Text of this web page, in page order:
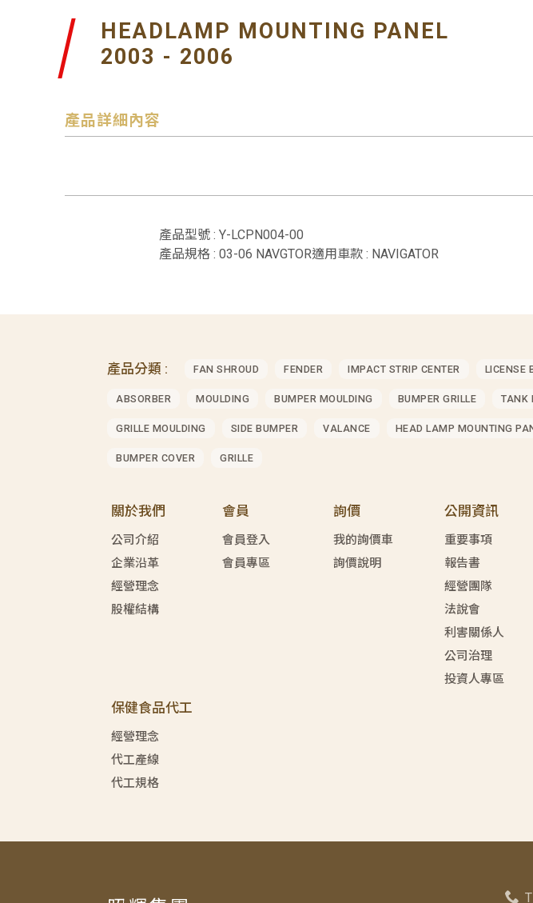
HEADLAMP MOUNTING PANEL
2003 - 2006
產品詳細內容
產品型號 : Y-LCPN004-00
產品規格 : 03-06 NAVGTOR適用車款 : NAVIGATOR
產品分類 : FAN SHROUD FENDER IMPACT STRIP CENTER LICENSE
ABSORBER MOULDING BUMPER MOULDING BUMPER GRILLE TANK
GRILLE MOULDING SIDE BUMPER VALANCE HEAD LAMP MOUNTING
BUMPER COVER GRILLE
關於我們
公司介紹
企業沿革
經營理念
股權結構
會員
會員登入
會員專區
詢價
我的詢價車
詢價說明
公開資訊
重要事項
報告書
經營團隊
法說會
利害關係人
公司治理
投資人專區
保健食品代工
經營理念
代工產線
代工規格